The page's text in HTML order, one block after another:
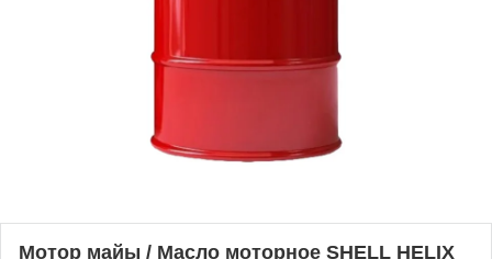
Мотор майы / Масло моторное SHELL HELIX